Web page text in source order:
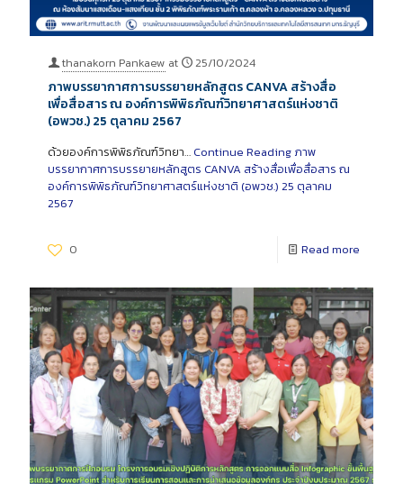
thanakorn Pankaew at 25/10/2024
ภาพบรรยากาศการบรรยายหลักสูตร CANVA สร้างสื่อ
เพื่อสื่อสาร ณ องค์การพิพิธภัณฑ์วิทยาศาสตร์แห่งชาติ
(อพวช.) 25 ตุลาคม 2567
ด้วยองค์การพิพิธภัณฑ์วิทยา… Continue Reading ภาพ
บรรยากาศการบรรยายหลักสูตร CANVA สร้างสื่อเพื่อสื่อสาร ณ
องค์การพิพิธภัณฑ์วิทยาศาสตร์แห่งชาติ (อพวช.) 25 ตุลาคม
2567
0 Read more